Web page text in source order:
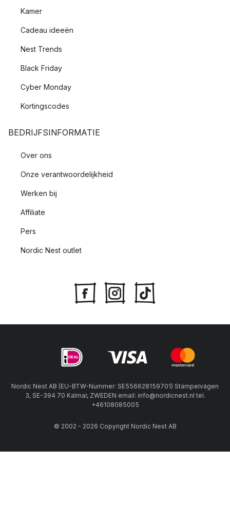
Kamer
Cadeau ideeën
Nest Trends
Black Friday
Cyber Monday
Kortingscodes
BEDRIJFSINFORMATIE
Over ons
Onze verantwoordelijkheid
Werken bij
Affiliate
Pers
Nordic Nest outlet
Nordic Nest AB (EU-BTW-Nummer: SE556628159701) Stämpelvägen
3, SE-394 70 Kalmar, ZWEDEN email: info@nordicnest.nl tel.
+46108085005
© 2002 - 2026 Copyright Nordic Nest AB